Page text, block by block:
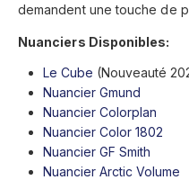
demandent une touche de
Nuanciers Disponibles:
Le Cube (Nouveauté
Nuancier Gmund
Nuancier Colorplan
Nuancier Color 1802
Nuancier GF Smith
Nuancier Arctic Volume